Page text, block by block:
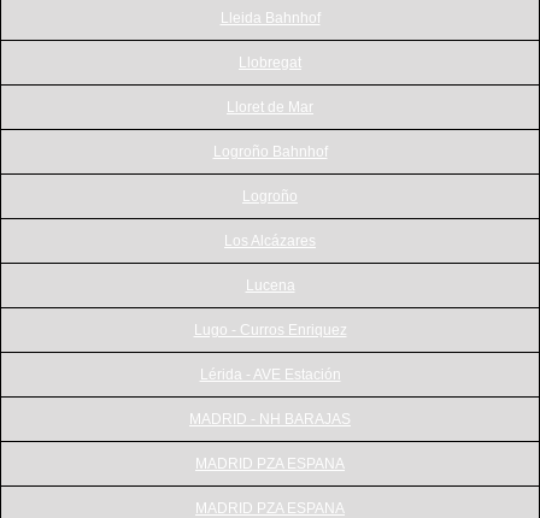
Lleida Bahnhof
Llobregat
Lloret de Mar
Logroño Bahnhof
Logroño
Los Alcázares
Lucena
Lugo - Curros Enriquez
Lérida - AVE Estación
MADRID - NH BARAJAS
MADRID PZA ESPANA
MADRID PZA ESPANA